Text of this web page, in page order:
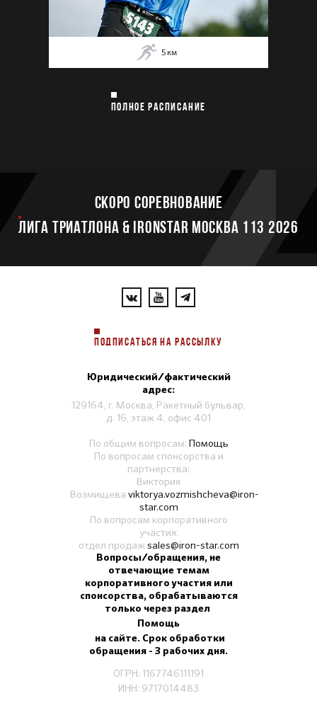
5 км
ПОЛНОЕ РАСПИСАНИЕ
Скоро соревнование
ЛИГА ТРИАТЛОНА & IRONSTAR МОСКВА 113 2026
ПОДПИСАТЬСЯ НА РАССЫЛКУ
Юридический/фактический
адрес:
129164, г. Москва, Ракетный бульвар,
д. 16, этаж 4, офис 401
По общим вопросам: Помощь
По вопросам спонсорства и
партнерства:
Виктория
Возмищева viktorya.vozmishcheva@iron-
star.com
По вопросам корпоративного
участия:
отдел продаж sales@iron-star.com
Вопросы/обращения, не
отвечающие темам
корпоративного участия или
спонсорства, обрабатываются
только через раздел
Помощь
на сайте. Срок обработки
обращения - 3 рабочих дня.
ОГРН: 1167746111191
ИНН: 9717014483